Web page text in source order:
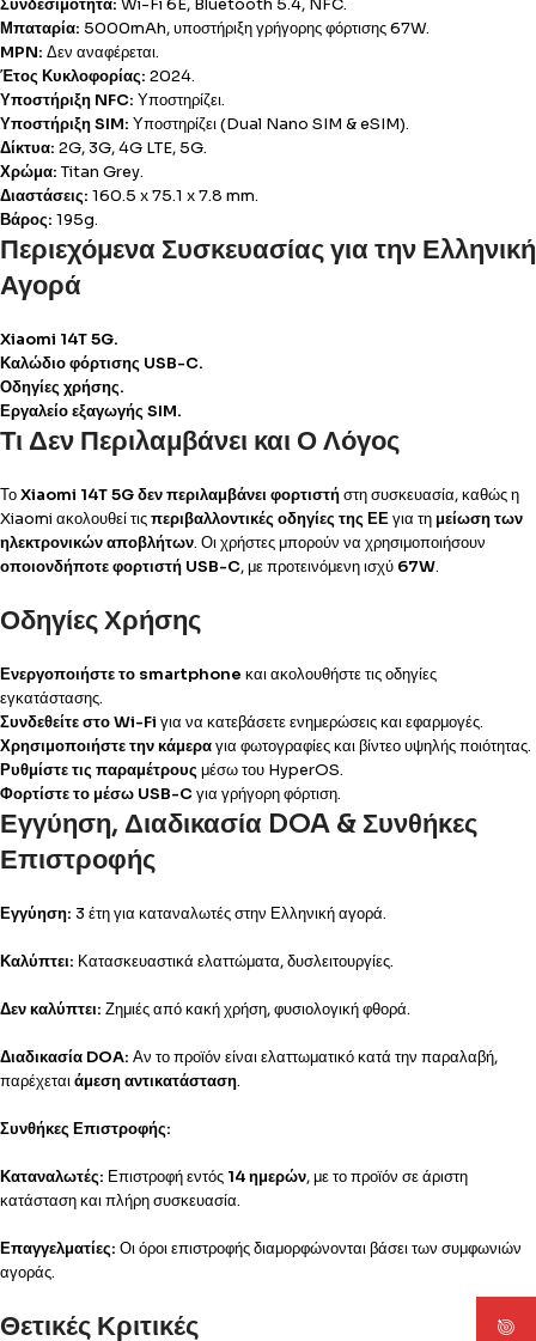
Συνδεσιμότητα: Wi-Fi 6E, Bluetooth 5.4, NFC.
Μπαταρία: 5000mAh, υποστήριξη γρήγορης φόρτισης 67W.
MPN: Δεν αναφέρεται.
Έτος Κυκλοφορίας: 2024.
Υποστήριξη NFC: Υποστηρίζει.
Υποστήριξη SIM: Υποστηρίζει (Dual Nano SIM & eSIM).
Δίκτυα: 2G, 3G, 4G LTE, 5G.
Χρώμα:Titan Grey.
Διαστάσεις: 160.5 x 75.1 x 7.8 mm.
Βάρος: 195g.
Περιεχόμενα Συσκευασίας για την Ελληνική
Αγορά
Xiaomi 14T 5G.
Καλώδιο φόρτισης USB-C.
Οδηγίες χρήσης.
Εργαλείο εξαγωγής SIM.
Τι Δεν Περιλαμβάνει και Ο Λόγος
ΤοXiaomi 14T 5Gδεν περιλαμβάνει φορτιστήστη συσκευασία, καθώς η
Xiaomi ακολουθεί τιςπεριβαλλοντικές οδηγίες της ΕΕγια τη μείωση των
ηλεκτρονικών αποβλήτων. Οι χρήστες μπορούν να χρησιμοποιήσουν
οποιονδήποτε φορτιστή USB-C, με προτεινόμενη ισχύ 67W.
Οδηγίες Χρήσης
Ενεργοποιήστε το smartphone και ακολουθήστε τις οδηγίες
εγκατάστασης.
Συνδεθείτε στο Wi-Fi για να κατεβάσετε ενημερώσεις και εφαρμογές.
Χρησιμοποιήστε την κάμεραγια φωτογραφίες και βίντεο υψηλής ποιότητας.
Ρυθμίστε τις παραμέτρους μέσω του HyperOS.
Φορτίστε το μέσω USB-C για γρήγορη φόρτιση.
Εγγύηση, Διαδικασία DOA & Συνθήκες
Επιστροφής
Εγγύηση: 3 έτη για καταναλωτές στην Ελληνική αγορά.
Καλύπτει: Κατασκευαστικά ελαττώματα, δυσλειτουργίες.
Δεν καλύπτει: Ζημιές από κακή χρήση, φυσιολογική φθορά.
Διαδικασία DOA: Αν το προϊόν είναι ελαττωματικό κατά την παραλαβή,
παρέχεταιάμεση αντικατάσταση.
Συνθήκες Επιστροφής:
Καταναλωτές: Επιστροφή εντός 14 ημερών, με το προϊόν σε άριστη
κατάσταση και πλήρη συσκευασία.
Επαγγελματίες: Οι όροι επιστροφής διαμορφώνονται βάσει των συμφωνιών
αγοράς.
Θετικές Κριτικές